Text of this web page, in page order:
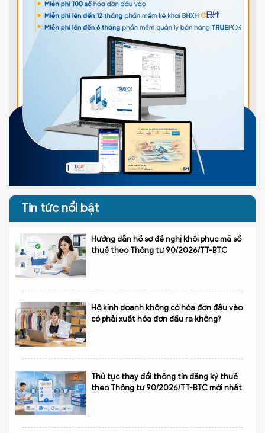
Tin tức nổi bật
Hướng dẫn hồ sơ đề nghị khôi phục mã số
thuế theo Thông tư 90/2026/TT-BTC
Hộ kinh doanh không có hóa đơn đầu vào
có phải xuất hóa đơn đầu ra không?
Thủ tục thay đổi thông tin đăng ký thuế
theo Thông tư 90/2026/TT-BTC mới nhất